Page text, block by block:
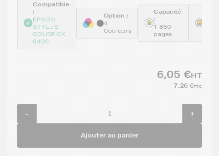
Compatible
:
EPSON
STYLUS
COLOR CX
6400
Option :
4
Couleurs
Capacité
:
1 860
pages
6,05 €HT
7,26 €TTC
- +
Ajouter au panier